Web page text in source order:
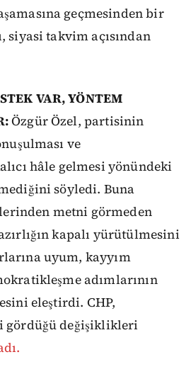
geçmesinden bir
siyasi takvim açısından
VAR, YÖNTEM
Özgür Özel, partisinin
ve
hâle gelmesi yönündeki
söyledi. Buna
metni görmeden
kapalı yürütülmesini
uyum, kayyım
adımlarının
eleştirdi. CHP,
gördüğü değişiklikleri